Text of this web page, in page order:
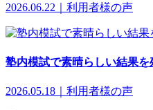
2026.06.22｜利用者様の声
塾内模試で素晴らしい結果を
2026.05.18｜利用者様の声